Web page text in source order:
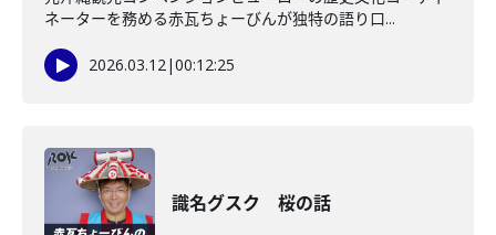
ネーターを務める赤瓦ちょーびんが独特の語り口...
2026.03.12|00:12:25
識名グスク 桜の話